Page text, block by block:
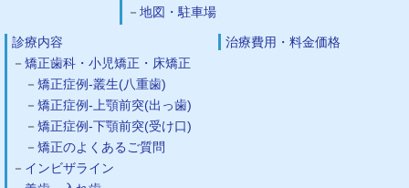
地図・駐車場
診療内容
矯正歯科・小児矯正・床矯正
矯正症例-叢生(八重歯)
矯正症例-上顎前突(出っ歯)
矯正症例-下顎前突(受け口)
矯正のよくあるご質問
インビザライン
治療費用・料金価格